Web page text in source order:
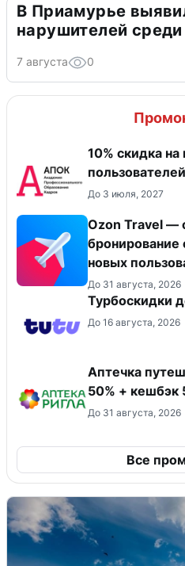
В Приамурье
нарушителей
7 августа 0
10% скидка
пользователей
До 3 июля, 2027
Ozon Travel —
новых
До 31 августа, 2026
Турбоскидки
До 16 августа, 2026
Аптечка
50% + кешбэк
До 31 августа, 2026
Все